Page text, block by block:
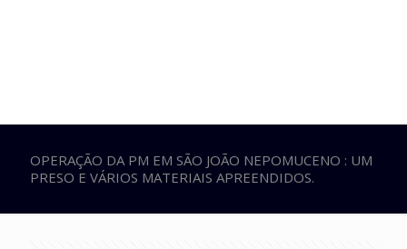
OPERAÇÃO DA PM EM SÃO JOÃO NEPOMUCENO : UM
PRESO E VÁRIOS MATERIAIS APREENDIDOS.